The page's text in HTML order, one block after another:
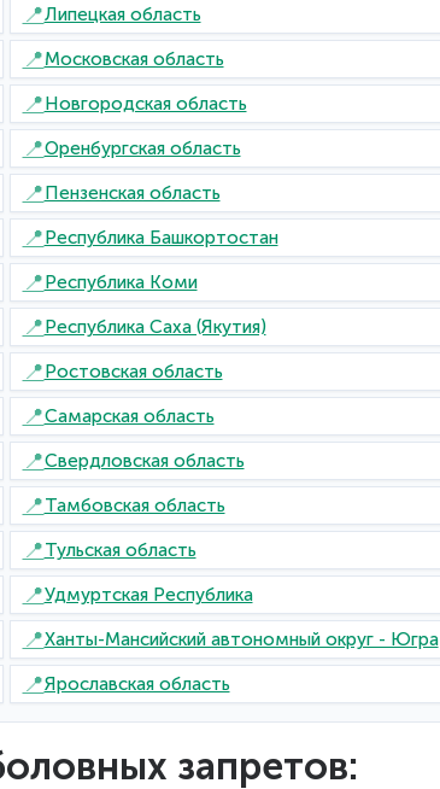
📍Липецкая область
📍Московская область
📍Новгородская область
📍Оренбургская область
📍Пензенская область
📍Республика Башкортостан
📍Республика Коми
📍Республика Саха (Якутия)
📍Ростовская область
📍Самарская область
📍Свердловская область
📍Тамбовская область
📍Тульская область
📍Удмуртская Республика
📍Ханты-Мансийский автономный округ - Югра
📍Ярославская область
запретов: